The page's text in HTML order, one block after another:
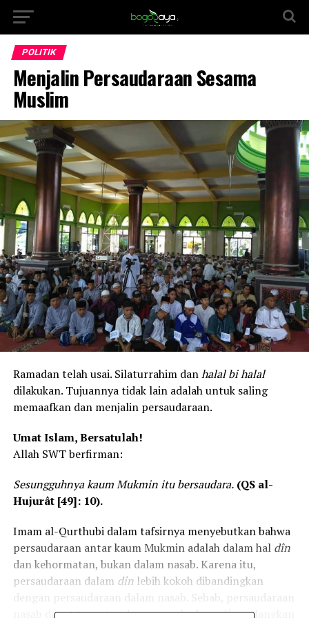
POLITIK
Menjalin Persaudaraan Sesama
Muslim
Ramadan telah usai. Silaturrahim danhalal bi halal
dilakukan. Tujuannya tidak lain adalah untuk saling
memaafkan dan menjalin persaudaraan.
Umat Islam, Bersatulah!
Allah SWT berfirman:
Sesungguhnya kaum Mukmin itu bersaudara. (QS al-
Hujurât [49]: 10).
Imam al-Qurthubi dalam tafsirnya menyebutkan bahwa
persaudaraan antar kaum Mukmin adalah dalam hal dîn
dan kehormatan, bukan dalam nasab. Karena itu,
persaudaraan dalam dînlebih kokoh dibandingkan
dengan persaudaraan dalam nasab. Sebab, persaudaraan
nasab dapat terputus dengan perbedaandîn, sedangkan